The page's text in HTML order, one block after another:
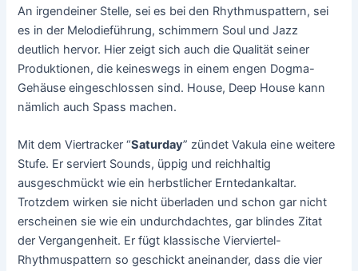
An irgendeiner Stelle, sei es bei den Rhythmuspattern, sei
es in der Melodieführung, schimmern Soul und Jazz
deutlich hervor. Hier zeigt sich auch die Qualität seiner
Produktionen, die keineswegs in einem engen Dogma-
Gehäuse eingeschlossen sind. House, Deep House kann
nämlich auch Spass machen.
Mit dem Viertracker “Saturday” zündet Vakula eine weitere
Stufe. Er serviert Sounds, üppig und reichhaltig
ausgeschmückt wie ein herbstlicher Erntedankaltar.
Trotzdem wirken sie nicht überladen und schon gar nicht
erscheinen sie wie ein undurchdachtes, gar blindes Zitat
der Vergangenheit. Er fügt klassische Vierviertel-
Rhythmuspattern so geschickt aneinander, dass die vier